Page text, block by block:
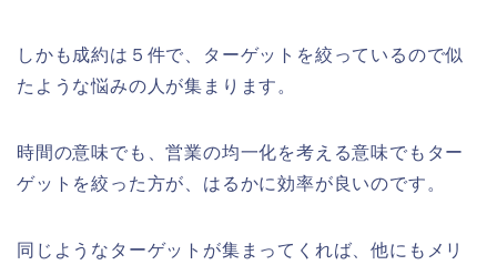
しかも成約は５件で、ターゲットを絞っているので似
たような悩みの人が集まります。
時間の意味でも、営業の均一化を考える意味でもター
ゲットを絞った方が、はるかに効率が良いのです。
同じようなターゲットが集まってくれば、他にもメリ